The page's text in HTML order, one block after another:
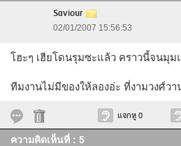
Saviour
02/01/2007 15:56:53
โฮะๆ เฮียโดนรุมซะแล้ว คราวนี้จนมุม
ทีมงานไม่มีของให้ลองอ่ะ ที่งามวงศ์ว
แจกหู 0
ความคิดเห็นที่ : 5